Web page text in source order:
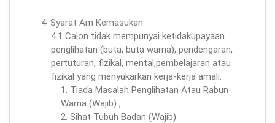
4. Syarat Am Kemasukan
4.1 Calon tidak mempunyai ketidakupayaan
penglihatan (buta, buta warna), pendengaran,
pertuturan, fizikal, mental,pembelajaran atau
fizikal yang menyukarkan kerja-kerja amali.
1. Tiada Masalah Penglihatan Atau Rabun
Warna (Wajib) ,
2. Sihat Tubuh Badan (Wajib)